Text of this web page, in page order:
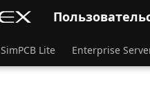
SimPCB Lite Enterprise